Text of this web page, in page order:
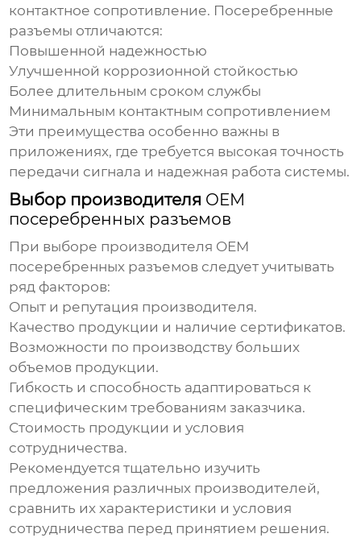
контактное сопротивление. Посеребренные
разъемы отличаются:
Повышенной надежностью
Улучшенной коррозионной стойкостью
Более длительным сроком службы
Минимальным контактным сопротивлением
Эти преимущества особенно важны в
приложениях, где требуется высокая точность
передачи сигнала и надежная работа системы.
Выбор производителя OEM
посеребренных разъемов
При выборе производителя OEM
посеребренных разъемов следует учитывать
ряд факторов:
Опыт и репутация производителя.
Качество продукции и наличие сертификатов.
Возможности по производству больших
объемов продукции.
Гибкость и способность адаптироваться к
специфическим требованиям заказчика.
Стоимость продукции и условия
сотрудничества.
Рекомендуется тщательно изучить
предложения различных производителей,
сравнить их характеристики и условия
сотрудничества перед принятием решения.